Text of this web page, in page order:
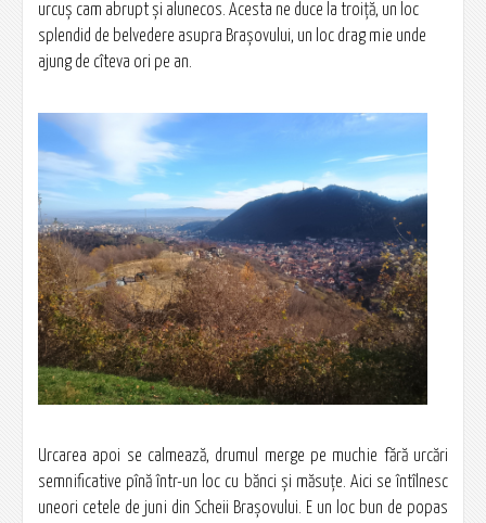
urcuș cam abrupt și alunecos. Acesta ne duce la troiță, un loc
splendid de belvedere asupra Brașovului, un loc drag mie unde
ajung de cîteva ori pe an.
Urcarea apoi se calmează, drumul merge pe muchie fără urcări
semnificative pînă într-un loc cu bănci și măsuțe. Aici se întîlnesc
uneori cetele de juni din Scheii Brașovului. E un loc bun de popas